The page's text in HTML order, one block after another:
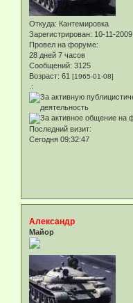
Откуда: Кантемировка
Зарегистрирован: 10-11-2009
Провел на форуме:
28 дней 7 часов
Сообщений: 3125
Возраст: 61 [1965-01-08]
.:
Последний визит:
Сегодня 09:32:47
Александр
Майор